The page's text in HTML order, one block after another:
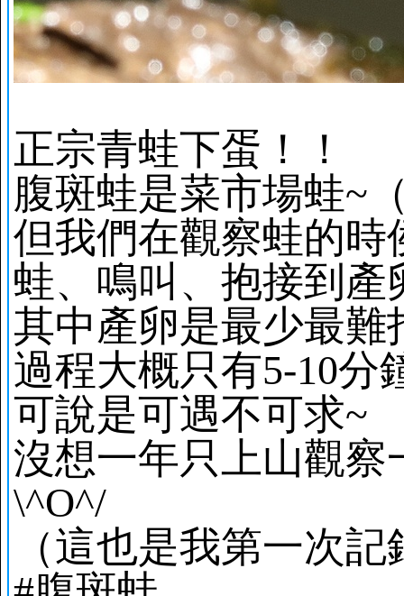
正宗青蛙下蛋！！
腹斑蛙是菜市場蛙~
但我們在觀察蛙的
蛙、鳴叫、抱接到產
其中產卵是最少最難
過程大概只有5-10分
可說是可遇不可求~
沒想一年只上山觀
\^O^/
（這也是我第一次記